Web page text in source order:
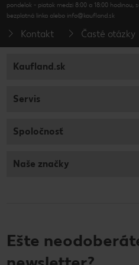
pondelok - piatok medzi 8:00 a 18:00 hodinou,
bezplatná linka alebo info@kaufland.sk
Kontakt Časté otázky
Kaufland.sk
Servis
Spoločnosť
Naše značky
Ešte